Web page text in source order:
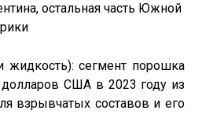
остальная часть Южной
сегмент порошка
США в 2023 году из
взрывчатых составов и его